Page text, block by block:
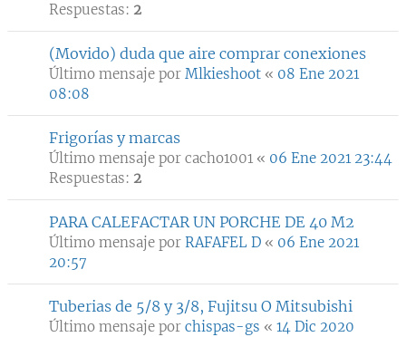
Respuestas: 2
(Movido) duda que aire comprar conexiones
Último mensaje por Mlkieshoot « 08 Ene 2021
08:08
Frigorías y marcas
Último mensaje por cacho1001 « 06 Ene 2021 23:44
Respuestas: 2
PARA CALEFACTAR UN PORCHE DE 40 M2
Último mensaje por RAFAFEL D « 06 Ene 2021
20:57
Tuberias de 5/8 y 3/8, Fujitsu O Mitsubishi
Último mensaje por chispas-gs « 14 Dic 2020